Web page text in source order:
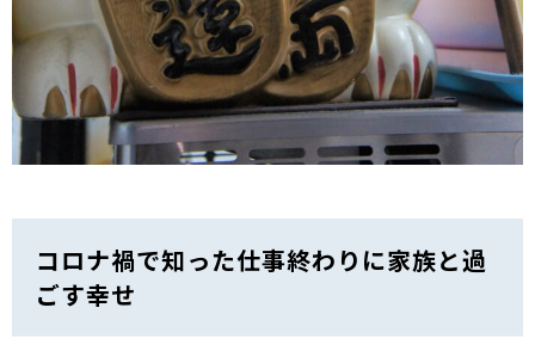
コロナ禍で知った仕事終わりに家族と過
ごす幸せ